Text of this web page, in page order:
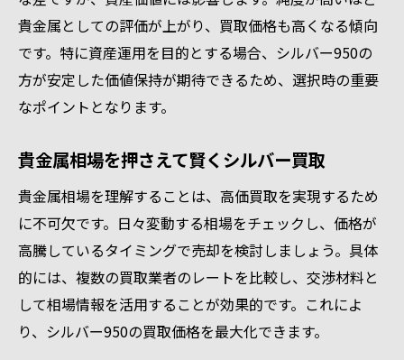
底解説
シルバー950刻印の有無が買取価格を左右す
る理由
貴金属シルバー買取における刻印の重要性
確認
シルバー950刻印が信頼される基準となる理
由
刻印の状態で変わるシルバー買取値段の実
態
シルバー950の正規刻印と価値の関係性
高価買取を目指すなら知っておきたい相場情報
貴金属としての評価が上がり、買取価格も高くなる傾向
です。特に資産運用を目的とする場合、シルバー950の
方が安定した価値保持が期待できるため、選択時の重要
なポイントとなります。
貴金属相場を押さえて賢くシルバー買取
貴金属相場を理解することは、高価買取を実現するため
に不可欠です。日々変動する相場をチェックし、価格が
高騰しているタイミングで売却を検討しましょう。具体
的には、複数の買取業者のレートを比較し、交渉材料と
して相場情報を活用することが効果的です。これによ
り、シルバー950の買取価格を最大化できます。